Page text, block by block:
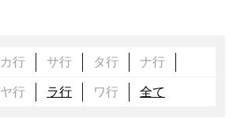
カ行 サ行 タ行 ナ行
ヤ行 ラ行 ワ行 全て